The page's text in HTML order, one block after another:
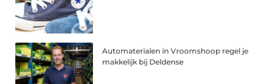
Automaterialen in Vroomshoop regel je
makkelijk bij Deldense